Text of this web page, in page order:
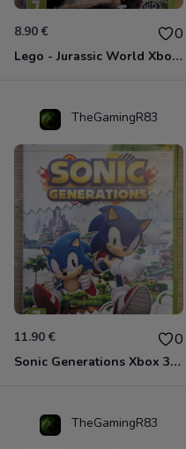
8.90 € 0
Lego - Jurassic World Xbox 360
TheGamingR83
11.90 € 0
Sonic Generations Xbox 360
TheGamingR83